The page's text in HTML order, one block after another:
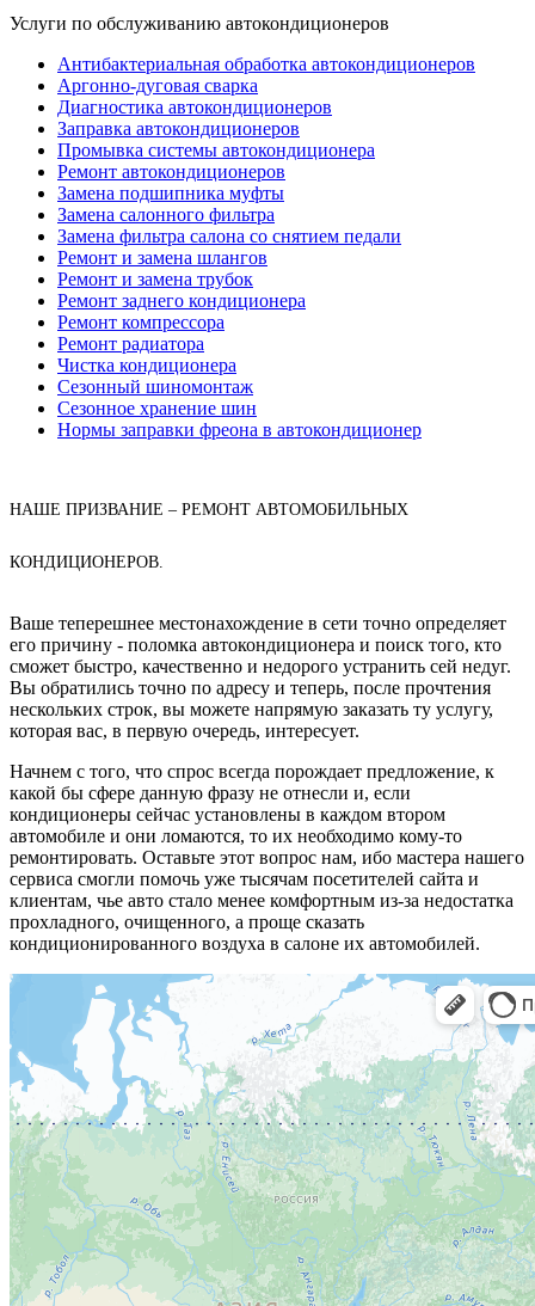
Услуги по обслуживанию автокондиционеров
Антибактериальная обработка автокондиционеров
Аргонно-дуговая сварка
Диагностика автокондиционеров
Заправка автокондиционеров
Промывка системы автокондиционера
Ремонт автокондиционеров
Замена подшипника муфты
Замена салонного фильтра
Замена фильтра салона со снятием педали
Ремонт и замена шлангов
Ремонт и замена трубок
Ремонт заднего кондиционера
Ремонт компрессора
Ремонт радиатора
Чистка кондиционера
Сезонный шиномонтаж
Сезонное хранение шин
Нормы заправки фреона в автокондиционер
НАШЕ ПРИЗВАНИЕ – РЕМОНТ АВТОМОБИЛЬНЫХ
КОНДИЦИОНЕРОВ.
Ваше теперешнее местонахождение в сети точно определяет
его причину - поломка автокондиционера и поиск того, кто
сможет быстро, качественно и недорого устранить сей недуг.
Вы обратились точно по адресу и теперь, после прочтения
нескольких строк, вы можете напрямую заказать ту услугу,
которая вас, в первую очередь, интересует.
Начнем с того, что спрос всегда порождает предложение, к
какой бы сфере данную фразу не отнесли и, если
кондиционеры сейчас установлены в каждом втором
автомобиле и они ломаются, то их необходимо кому-то
ремонтировать. Оставьте этот вопрос нам, ибо мастера нашего
сервиса смогли помочь уже тысячам посетителей сайта и
клиентам, чье авто стало менее комфортным из-за недостатка
прохладного, очищенного, а проще сказать
кондиционированного воздуха в салоне их автомобилей.